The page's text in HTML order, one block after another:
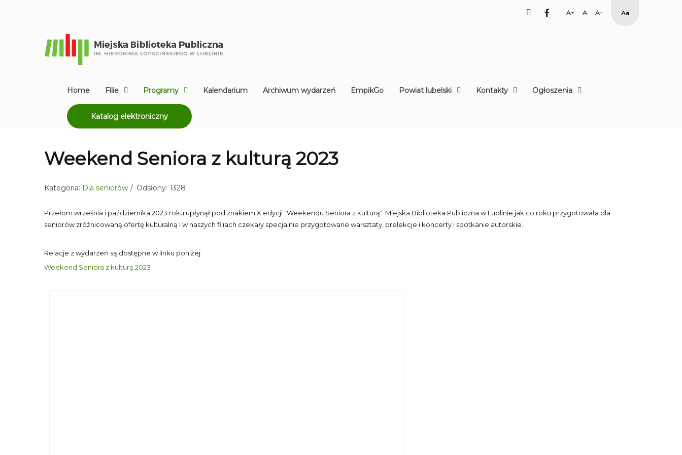
facebook
Set Set
Smaller
High
Home Filie Programy Kalendarium Archiwum wydarzeń EmpikGo Powiat lubelski Kontakty Ogłoszenia
Katalog elektroniczny
Weekend Seniora z kulturą 2023
Kategoria: Dla seniorów Odsłony: 1328
Przełom września i października 2023 roku upłynął pod znakiem X edycji "Weekendu Seniora z kulturą". Miejska Biblioteka Publiczna w Lublinie jak co roku przygotowała dla
seniorów zróżnicowaną ofertę kulturalną i w naszych filiach czekały specjalnie przygotowane warsztaty, prelekcje i koncerty i spotkanie autorskie.
Relacje z wydarzeń są dostępne w linku poniżej:
Weekend Seniora z kulturą 2023